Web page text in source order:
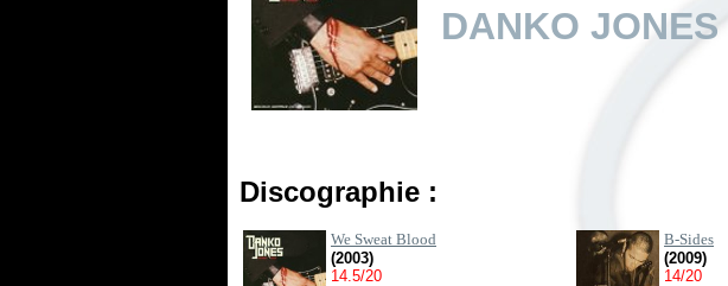
DANKO JONES
Discographie :
We Sweat Blood
(2003)
14.5/20
B-Sides
(2009)
14/20